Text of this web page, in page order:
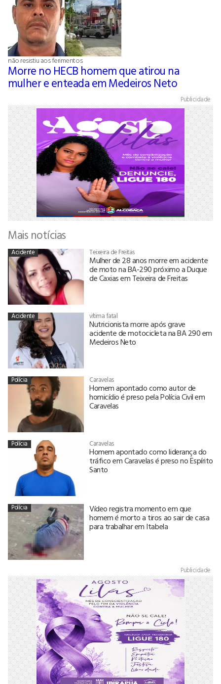
não resistiu aos ferimentos
Morre no HECB homem que atirou na
mulher e enteada em Medeiros Neto
Publicidade
Mais notícias
Acidente Teixeira de Freitas
Mulher de 28 anos morre em acidente
de moto na BA-290 próximo a Duque
de Caxias em Teixeira de Freitas
Acidente vítima fatal
Nutricionista morre após grave
acidente de motocicleta na BA 290 em
Medeiros Neto
Polícia Caravelas
Homem apontado como autor de
homicídio é preso pela Polícia Civil em
Caravelas
Polícia Caravelas
Homem apontado como liderança do
tráfico em Caravelas é preso no Espírito
Santo
Polícia Vídeo registra momento em que
homem é morto a tiros ao sair de casa
para trabalhar em Itabela
Publicidade